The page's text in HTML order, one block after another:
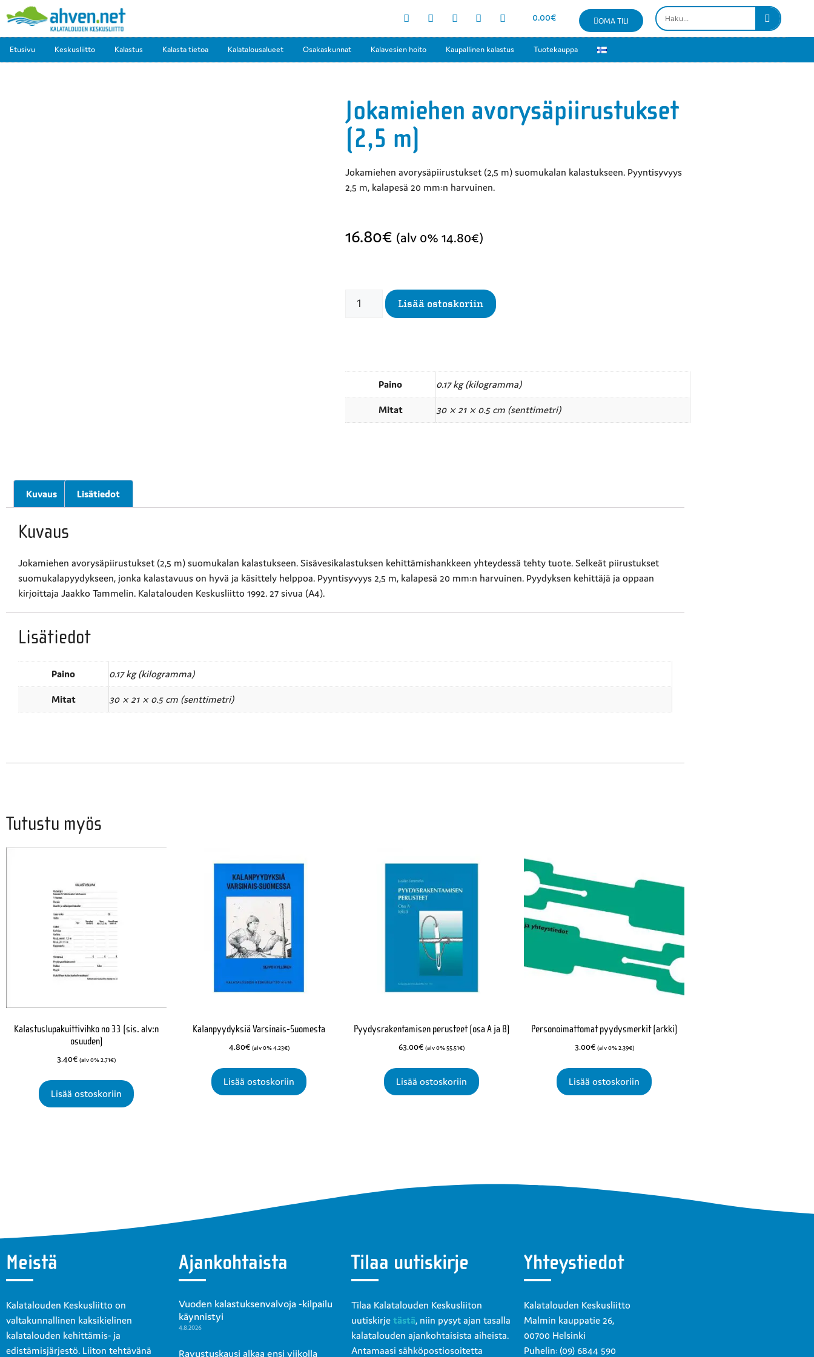
0.00€ OMA TILI
Etusivu Keskusliitto Kalastus Kalasta tietoa Kalatalousalueet Osakaskunnat Kalavesien hoito Kaupallinen kalastus Tuotekauppa
Jokamiehen avorysäpiirustukset
(2,5 m)
Jokamiehen avorysäpiirustukset (2,5 m) suomukalan kalastukseen. Pyyntisyvyys
2,5 m, kalapesä 20 mm:n harvuinen.
16.80€ (alv 0% 14.80€)
Lisää ostoskoriin
Paino 0.17 kg (kilogramma)
Mitat 30 × 21 × 0.5 cm (senttimetri)
Kuvaus Lisätiedot
Kuvaus
Jokamiehen avorysäpiirustukset (2,5 m) suomukalan kalastukseen. Sisävesikalastuksen kehittämishankkeen yhteydessä tehty tuote. Selkeät piirustukset
suomukalapyydykseen, jonka kalastavuus on hyvä ja käsittely helppoa. Pyyntisyvyys 2,5 m, kalapesä 20 mm:n harvuinen. Pyydyksen kehittäjä ja oppaan
kirjoittaja Jaakko Tammelin. Kalatalouden Keskusliitto 1992. 27 sivua (A4).
Lisätiedot
Paino 0.17 kg (kilogramma)
Mitat 30 × 21 × 0.5 cm (senttimetri)
Tutustu myös
Kalastuslupakuittivihko no 33 (sis. alv:n
osuuden)
3.40€ (alv 0%2.71€)
Lisää ostoskoriin
Kalanpyydyksiä Varsinais-Suomesta
4.80€ (alv 0%4.23€)
Lisää ostoskoriin
Pyydysrakentamisen perusteet (osa A ja B)
63.00€ (alv 0%55.51€)
Lisää ostoskoriin
Personoimattomat pyydysmerkit (arkki)
3.00€ (alv 0%2.39€)
Lisää ostoskoriin
Meistä
Kalatalouden Keskusliitto on
valtakunnallinen kaksikielinen
kalatalouden kehittämis- ja
edistämisjärjestö. Liiton tehtävänä
Ajankohtaista
Vuoden kalastuksenvalvoja -kilpailu
käynnistyi
4.8.2026
Ravustuskausi alkaa ensi viikolla
Tilaa uutiskirje
Tilaa Kalatalouden Keskusliiton
uutiskirje tästä, niin pysyt ajan tasalla
kalatalouden ajankohtaisista aiheista.
Antamaasi sähköpostiosoitetta
Yhteystiedot
Kalatalouden Keskusliitto
Malmin kauppatie 26,
00700 Helsinki
Puhelin: (09) 6844 590